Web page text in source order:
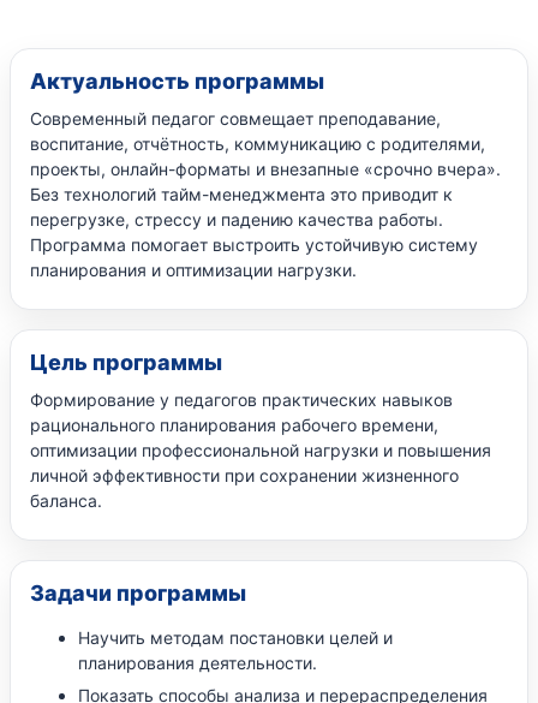
Актуальность программы
Современный педагог совмещает преподавание,
воспитание, отчётность, коммуникацию с родителями,
проекты, онлайн-форматы и внезапные «срочно вчера».
Без технологий тайм-менеджмента это приводит к
перегрузке, стрессу и падению качества работы.
Программа помогает выстроить устойчивую систему
планирования и оптимизации нагрузки.
Цель программы
Формирование у педагогов практических навыков
рационального планирования рабочего времени,
оптимизации профессиональной нагрузки и повышения
личной эффективности при сохранении жизненного
баланса.
Задачи программы
Научить методам постановки целей и
планирования деятельности.
Показать способы анализа и перераспределения